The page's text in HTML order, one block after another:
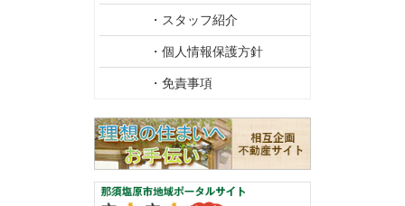
・スタッフ紹介
・個人情報保護方針
・免責事項